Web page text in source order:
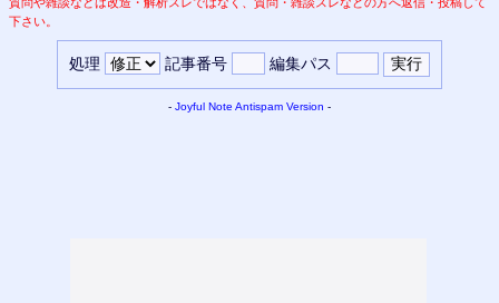
下さい。
処理 記事番号 編集パス
- Joyful Note Antispam Version -